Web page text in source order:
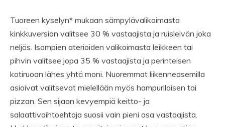
Tuoreen kyselyn* mukaan sämpylävalikoimasta
kinkkuversion valitsee 30 % vastaajista ja ruisleivän joka
neljäs. Isompien aterioiden valikoimasta leikkeen tai
pihvin valitsee jopa 35 % vastaajista ja perinteisen
kotiruoan lähes yhtä moni. Nuoremmat liikenneasemilla
asioivat valitsevat mielellään myös hampurilaisen tai
pizzan. Sen sijaan kevyempiä keitto- ja
salaattivaihtoehtoja suosii vain pieni osa vastaajista.